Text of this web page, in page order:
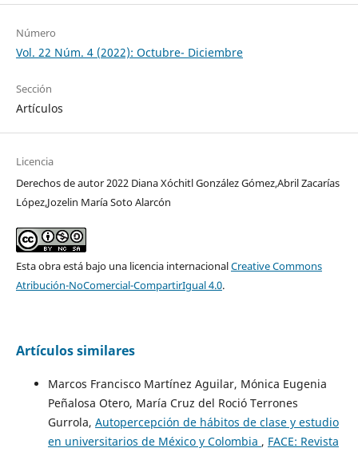
Número
Vol. 22 Núm. 4 (2022): Octubre- Diciembre
Sección
Artículos
Licencia
Derechos de autor 2022 Diana Xóchitl González Gómez,Abril Zacarías
López,Jozelin María Soto Alarcón
Esta obra está bajo una licencia internacionalCreative Commons
Atribución-NoComercial-CompartirIgual 4.0.
Artículos similares
Marcos Francisco Martínez Aguilar, Mónica Eugenia
Peñalosa Otero, María Cruz del Roció Terrones
Gurrola, Autopercepción de hábitos de clase y estudio
en universitarios de México y Colombia , FACE: Revista